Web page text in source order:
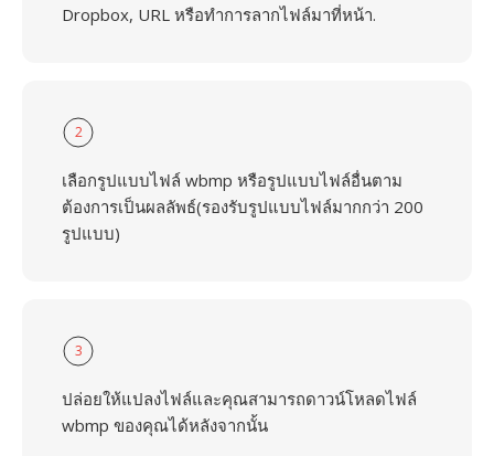
Dropbox, URL หรือทำการลากไฟล์มาที่หน้า.
2
เลือกรูปแบบไฟล์ wbmp หรือรูปแบบไฟล์อื่นตาม
ต้องการเป็นผลลัพธ์(รองรับรูปแบบไฟล์มากกว่า 200
รูปแบบ)
3
ปล่อยให้แปลงไฟล์และคุณสามารถดาวน์โหลดไฟล์
wbmp ของคุณได้หลังจากนั้น